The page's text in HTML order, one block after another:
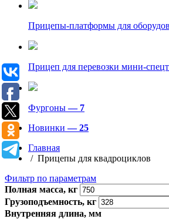
Прицепы-платформы для
Прицеп для перевозки мини-
Фургоны— 7
Новинки— 25
Главная
/ Прицепы для квадроциклов
Фильтр по параметрам
Полная масса, кг
Грузоподъемность, кг
Внутренняя длина, мм